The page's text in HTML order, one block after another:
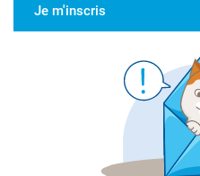
Je m'inscris